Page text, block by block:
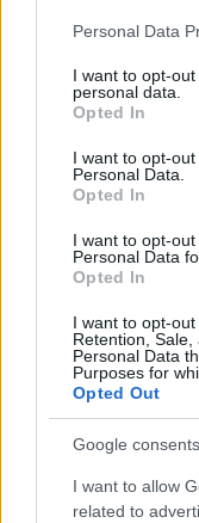
Please note that
not limited to your
grant or deny
use your data for
consent section.
Personal Data
I want to opt-
personal data.
Opted In
I want to opt-
Personal Data.
Opted In
I want to opt-
Personal Data
Opted In
I want to opt-
Retention,
Personal Data
Purposes for
Opted Out
Google consents
I want to allow
related to
tudósításában,
nyerhet.
látják – teszi
fegyvereket a
Tudják persze,
akarja verni a
visszaszerezni.
A miniszterelnök
is reagált: az
képességeiket,
számít, hogy a